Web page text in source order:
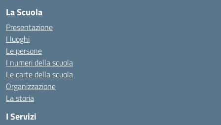
La Scuola
Presentazione
I luoghi
Le persone
I numeri della scuola
Le carte della scuola
Organizzazione
La storia
I Servizi